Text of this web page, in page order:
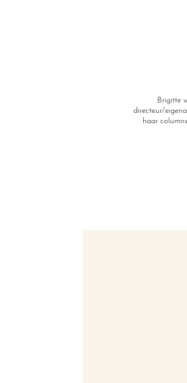
Brigitte
directeur/
haar